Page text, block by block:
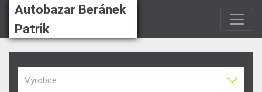
Autobazar Beránek
Patrik
Výrobce